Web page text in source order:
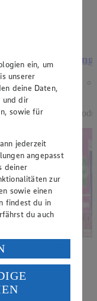
Straße 6 A,
Dessert-
ein, um
unserer
deine Daten,
und dir
sowie für
jederzeit
angepasst
deiner
zur
sowie einen
findest du in
du auch
Daten in den
du im Sinne
ein, dass deine